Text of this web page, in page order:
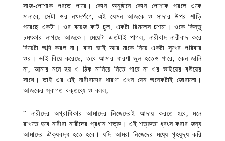
সাজ-পোশাক পরতে পারে। কোন অনুষ্ঠানে কোন পোশাক পরলে ওকে
মানাবে, সেটা ওর নখদর্পণে, এই যেমন আজকে ও সাদার উপর শাড়ি
পরেছে একটা। ওর বয়েজ কাট চুল, একটা রিমলেস চশমা। ওকে কিন্তু
চমৎকার লাগছে আজকে। মেয়েটা এতটাই পাগল, নারীবাদ নারীবাদ করে
বিয়েটা অব্দি করল না। বাবা ভাই আর মাকে নিয়ে একটা সুখের পরিবার
ওর। ভাই বিয়ে করেছে, তবে আমার ধারণা ভুল হতেও পারে, কেন জানি
না, আমার মনে হয় ও ঠিক মানিয়ে নিতে পারে না ওর ভাইয়ের বউয়ের
সাথে। তাই ওর এই নারীবাদের ধারণা এখন যেন অনেকটাই জোরালো।
আজকের স্বাগত বক্তব্যে ও বলল,
“ নারীদের অগ্রাধিকার আমাদের নিজেদেরই আদায় করতে হবে, মনে
রাখতে হবে নারীরা নারীদের প্রধান শত্রু। এই শত্রুতা ধ্বংস করার জন্য
আমাদের ঐক্যবদ্ধ হতে হবে। যদি আমরা নিজেদের মধ্যে গৃহযুদ্ধ করি